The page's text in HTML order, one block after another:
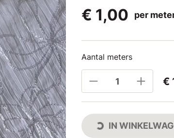
€ 1,00
per
Aantal meters
€
IN